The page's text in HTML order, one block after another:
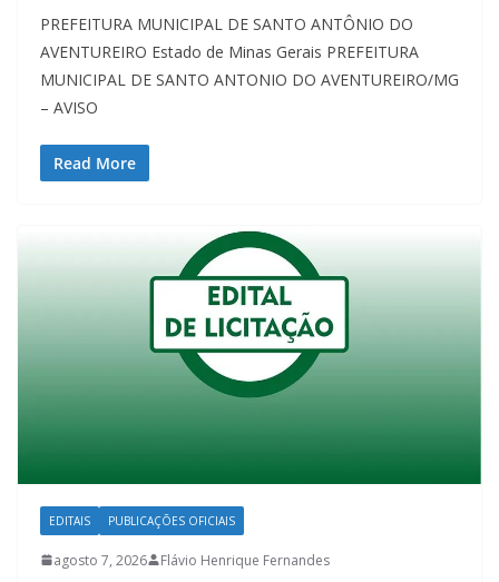
PREFEITURA MUNICIPAL DE SANTO ANTÔNIO DO
AVENTUREIRO Estado de Minas Gerais PREFEITURA
MUNICIPAL DE SANTO ANTONIO DO AVENTUREIRO/MG
– AVISO
Read More
EDITAIS PUBLICAÇÕES OFICIAIS
agosto 7, 2026 Flávio Henrique Fernandes